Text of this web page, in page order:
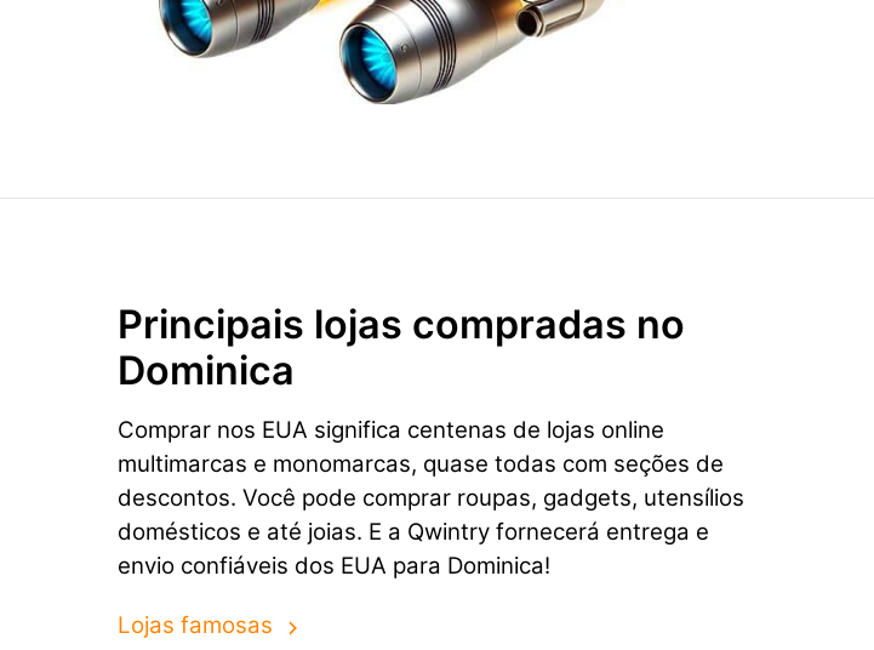
Principais lojas compradas no
Dominica
Comprar nos EUA significa centenas de lojas online
multimarcas e monomarcas, quase todas com seções de
descontos. Você pode comprar roupas, gadgets, utensílios
domésticos e até joias. E a Qwintry fornecerá entrega e
envio confiáveis dos EUA para Dominica!
Lojas famosas